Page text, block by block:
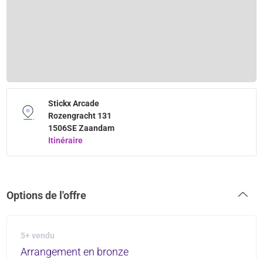
Stickx Arcade
Rozengracht 131
1506SE Zaandam
Itinéraire
Options de l'offre
5+ vendu
Arrangement en bronze